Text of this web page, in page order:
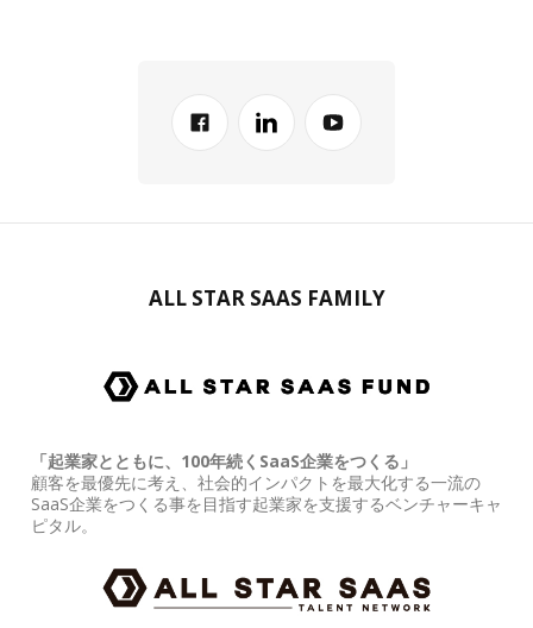
ALL STAR SAAS FAMILY
「起業家とともに、100年続くSaaS企業をつくる」
顧客を最優先に考え、社会的インパクトを最大化する一流の
SaaS企業をつくる事を目指す起業家を支援するベンチャーキャ
ピタル。